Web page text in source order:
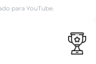
para YouTube.